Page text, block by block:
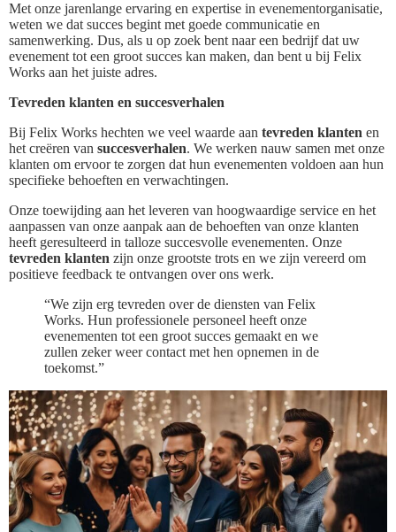
Met onze jarenlange ervaring en expertise in evenementorganisatie,
weten we dat succes begint met goede communicatie en
samenwerking. Dus, als u op zoek bent naar een bedrijf dat uw
evenement tot een groot succes kan maken, dan bent u bij Felix
Works aan het juiste adres.
Tevreden klanten en succesverhalen
Bij Felix Works hechten we veel waarde aan tevreden klanten en
het creëren van succesverhalen. We werken nauw samen met onze
klanten om ervoor te zorgen dat hun evenementen voldoen aan hun
specifieke behoeften en verwachtingen.
Onze toewijding aan het leveren van hoogwaardige service en het
aanpassen van onze aanpak aan de behoeften van onze klanten
heeft geresulteerd in talloze succesvolle evenementen. Onze
tevreden klanten zijn onze grootste trots en we zijn vereerd om
positieve feedback te ontvangen over ons werk.
“We zijn erg tevreden over de diensten van Felix
Works. Hun professionele personeel heeft onze
evenementen tot een groot succes gemaakt en we
zullen zeker weer contact met hen opnemen in de
toekomst.”